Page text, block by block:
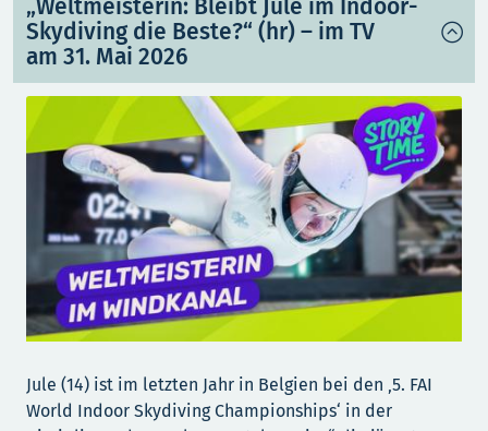
„Weltmeisterin: Bleibt Jule im Indoor-
Skydiving die Beste?“ (hr) – im TV
am 31. Mai 2026
Jule (14) ist im letzten Jahr in Belgien bei den ‚5. FAI
World Indoor Skydiving Championships‘ in der